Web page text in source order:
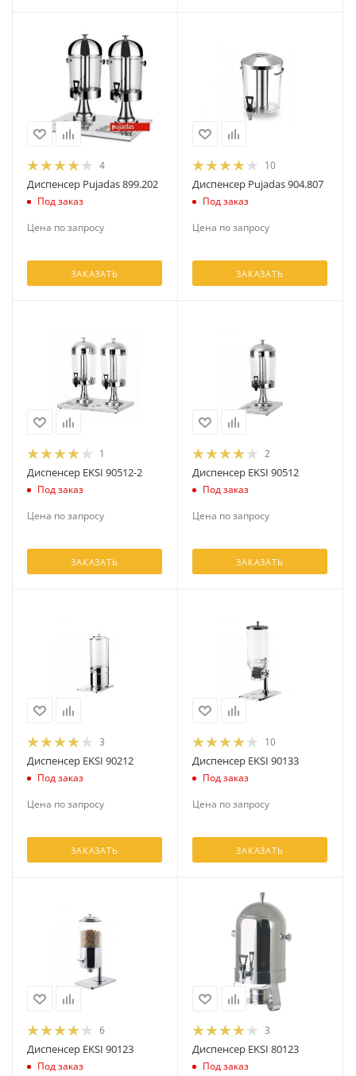
4
Диспенсер Pujadas 899.202
Под заказ
Цена по запросу
ЗАКАЗАТЬ
10
Диспенсер Pujadas 904.807
Под заказ
Цена по запросу
ЗАКАЗАТЬ
1
Диспенсер EKSI 90512-2
Под заказ
Цена по запросу
ЗАКАЗАТЬ
2
Диспенсер EKSI 90512
Под заказ
Цена по запросу
ЗАКАЗАТЬ
3
Диспенсер EKSI 90212
Под заказ
Цена по запросу
ЗАКАЗАТЬ
10
Диспенсер EKSI 90133
Под заказ
Цена по запросу
ЗАКАЗАТЬ
6
Диспенсер EKSI 90123
Под заказ
3
Диспенсер EKSI 80123
Под заказ